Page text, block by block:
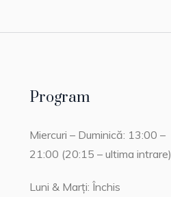
Program
Miercuri – Duminică: 13:00 –
21:00 (20:15 – ultima intrare)
Luni & Marți: Închis